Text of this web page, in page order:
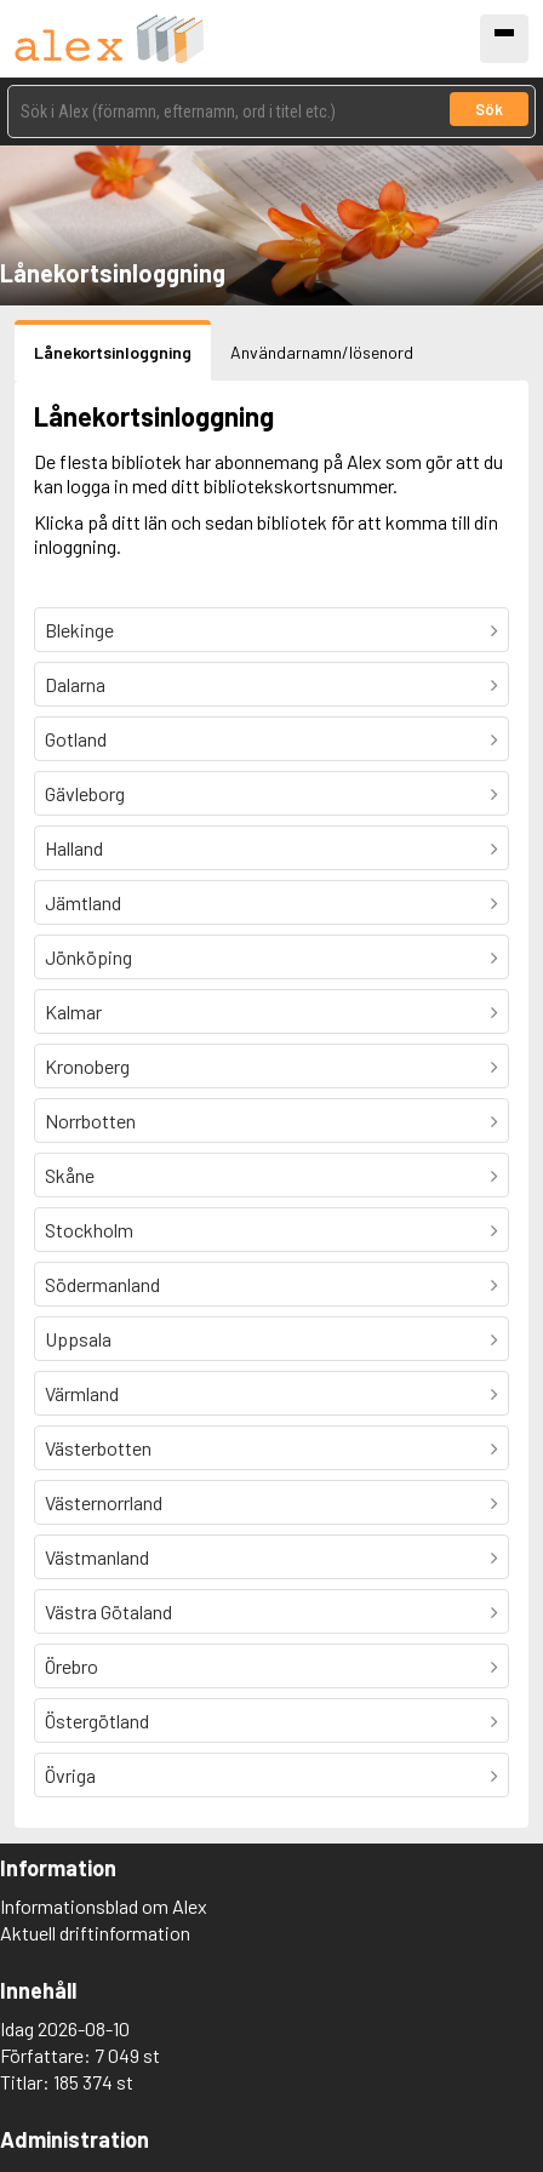
Sök
Lånekortsinloggning
Lånekortsinloggning Användarnamn/lösenord
Lånekortsinloggning
De flesta bibliotek har abonnemang på Alex som gör att du
kan logga in med ditt bibliotekskortsnummer.
Klicka på ditt län och sedan bibliotek för att komma till din
inloggning.
Blekinge
Dalarna
Gotland
Gävleborg
Halland
Jämtland
Jönköping
Kalmar
Kronoberg
Norrbotten
Skåne
Stockholm
Södermanland
Uppsala
Värmland
Västerbotten
Västernorrland
Västmanland
Västra Götaland
Örebro
Östergötland
Övriga
Information
Informationsblad om Alex
Aktuell driftinformation
Innehåll
Idag 2026-08-10
Författare: 7 049 st
Titlar: 185 374 st
Administration